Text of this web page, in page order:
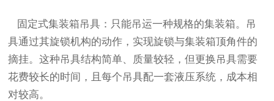
固定式集装箱吊具：只能吊运一种规格的集装箱。吊
具通过其旋锁机构的动作，实现旋锁与集装箱顶角件的
摘挂。这种吊具结构简单、质量较轻，但更换吊具需要
花费较长的时间，且每个吊具配一套液压系统，成本相
对较高。